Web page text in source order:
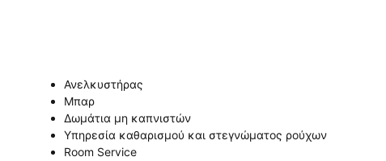
Ανελκυστήρας
Μπαρ
Δωμάτια μη καπνιστών
Υπηρεσία καθαρισμού και στεγνώματος ρούχων
Room Service